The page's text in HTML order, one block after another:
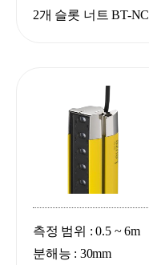
2개 슬롯 너트 BT-NC
측정 범위 : 0.5 ~ 6m
분해능 : 30mm